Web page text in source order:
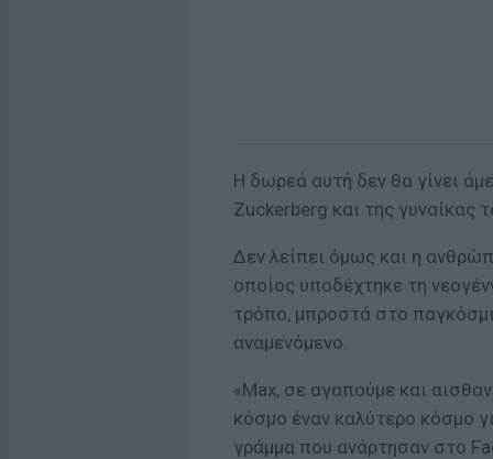
Η δωρεά αυτή δεν θα γίνει
Zuckerberg και της γυναίκας
Δεν λείπει όμως και η
οποίος υποδέχτηκε τη
τρόπο, μπροστά στο
αναμενόμενο.
«Max, σε αγαπούμε και
κόσμο έναν καλύτερο κόσμο
γράμμα που ανάρτησαν στο